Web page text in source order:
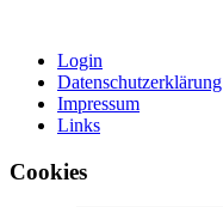
Login
Datenschutzerklärung
Impressum
Links
Cookies